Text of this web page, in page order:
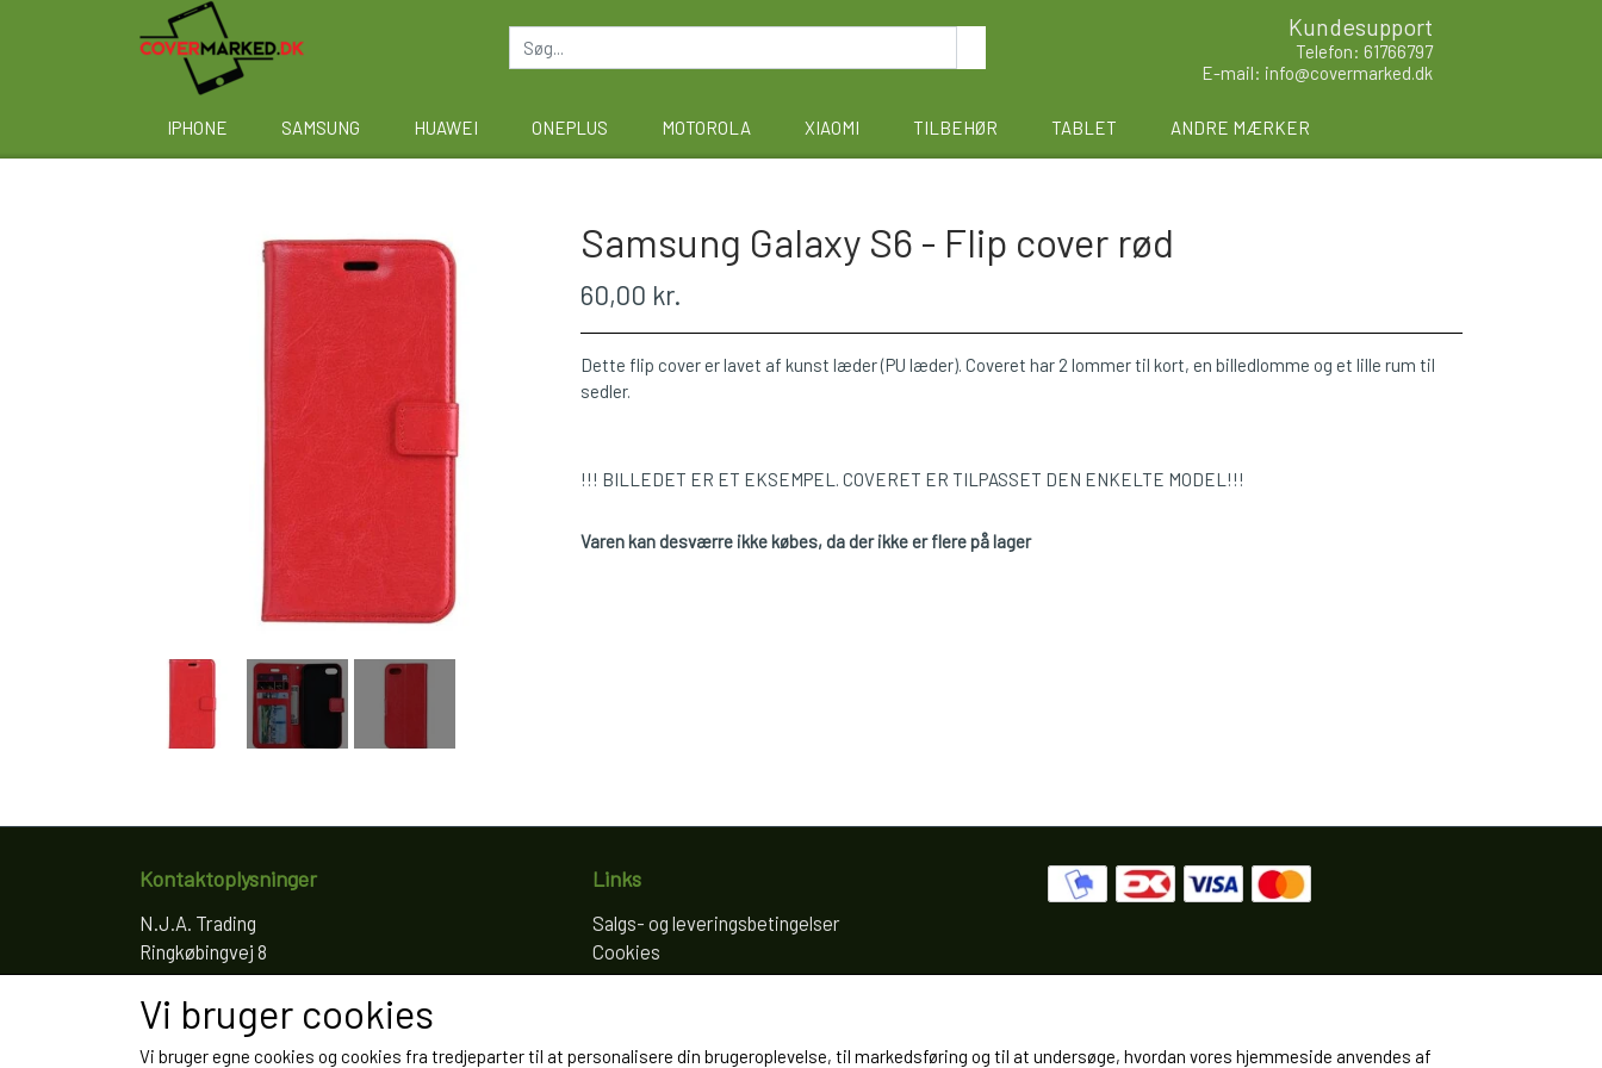
Kundesupport
Telefon: 61766797
E-mail: info@covermarked.dk
IPHONE SAMSUNG HUAWEI ONEPLUS MOTOROLA XIAOMI TILBEHØR TABLET ANDRE MÆRKER
Samsung Galaxy S6 - Flip cover rød
60,00 kr.
Dette flip cover er lavet af kunst læder (PU læder). Coveret har 2 lommer til kort, en billedlomme og et lille rum til
sedler.
!!! BILLEDET ER ET EKSEMPEL. COVERET ER TILPASSET DEN ENKELTE MODEL!!!
Varen kan desværre ikke købes, da der ikke er flere på lager
Kontaktoplysninger
N.J.A. Trading
Ringkøbingvej 8
4200 Slagelse
Telefon: 61766797
CVR: 35022155
Links
Salgs- og leveringsbetingelser
Cookies
Fortrydelse og reklamation
Vi bruger cookies
Vi bruger egne cookies og cookies fra tredjeparter til at personalisere din brugeroplevelse, til markedsføring og til at undersøge, hvordan vores hjemmeside anvendes af